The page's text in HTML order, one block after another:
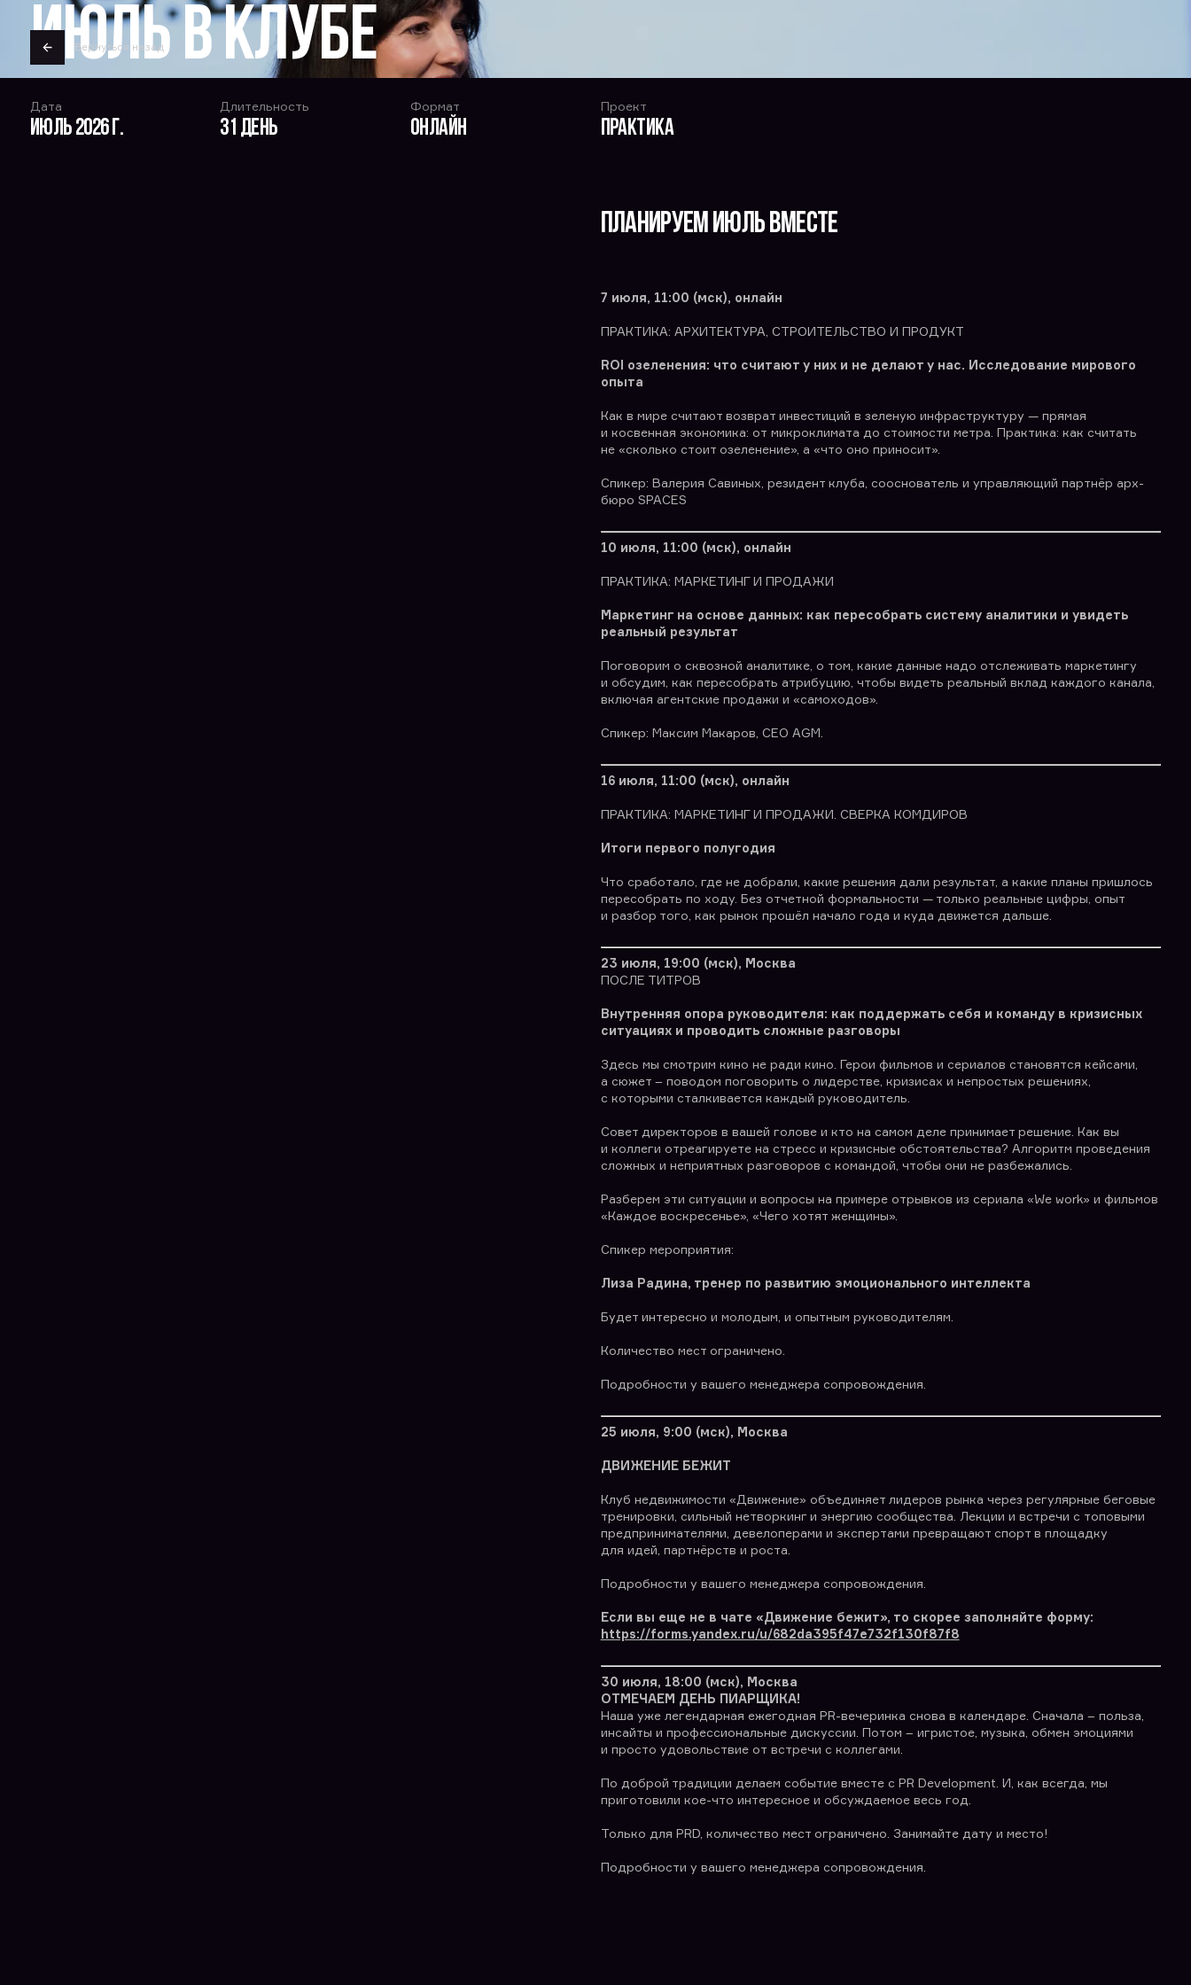
Вернуться назад
Июль в клубе
Дата
Июль 2026 г.
Длительность
31 день
Формат
Онлайн
Проект
Практика
Планируем июль вместе
7 июля, 11:00 (мск), онлайн
ПРАКТИКА: АРХИТЕКТУРА, СТРОИТЕЛЬСТВО И ПРОДУКТ
ROI озеленения: что считают у них и не делают у нас. Исследование мирового
опыта
Как в мире считают возврат инвестиций в зеленую инфраструктуру — прямая
и косвенная экономика: от микроклимата до стоимости метра. Практика: как считать
не «сколько стоит озеленение», а «что оно приносит».
Спикер: Валерия Савиных, резидент клуба, сооснователь и управляющий партнёр арх-
бюро SPACES
10 июля, 11:00 (мск), онлайн
ПРАКТИКА: МАРКЕТИНГ И ПРОДАЖИ
Маркетинг на основе данных: как пересобрать систему аналитики и увидеть
реальный результат
Поговорим о сквозной аналитике, о том, какие данные надо отслеживать маркетингу
и обсудим, как пересобрать атрибуцию, чтобы видеть реальный вклад каждого канала,
включая агентские продажи и «самоходов».
Спикер: Максим Макаров, CEO AGM.
16 июля, 11:00 (мск), онлайн
ПРАКТИКА: МАРКЕТИНГ И ПРОДАЖИ. СВЕРКА КОМДИРОВ
Итоги первого полугодия
Что сработало, где не добрали, какие решения дали результат, а какие планы пришлось
пересобрать по ходу. Без отчетной формальности — только реальные цифры, опыт
и разбор того, как рынок прошёл начало года и куда движется дальше.
23 июля, 19:00 (мск), Москва
ПОСЛЕ ТИТРОВ
Внутренняя опора руководителя: как поддержать себя и команду в кризисных
ситуациях и проводить сложные разговоры
Здесь мы смотрим кино не ради кино. Герои фильмов и сериалов становятся кейсами,
а сюжет – поводом поговорить о лидерстве, кризисах и непростых решениях,
с которыми сталкивается каждый руководитель.
Совет директоров в вашей голове и кто на самом деле принимает решение. Как вы
и коллеги отреагируете на стресс и кризисные обстоятельства? Алгоритм проведения
сложных и неприятных разговоров с командой, чтобы они не разбежались.
Разберем эти ситуации и вопросы на примере отрывков из сериала «We work» и фильмов
«Каждое воскресенье», «Чего хотят женщины».
Спикер мероприятия:
Лиза Радина, тренер по развитию эмоционального интеллекта
Будет интересно и молодым, и опытным руководителям.
Количество мест ограничено.
Подробности у вашего менеджера сопровождения.
25 июля, 9:00 (мск), Москва
ДВИЖЕНИЕ БЕЖИТ
Клуб недвижимости «Движение» объединяет лидеров рынка через регулярные беговые
тренировки, сильный нетворкинг и энергию сообщества. Лекции и встречи с топовыми
предпринимателями, девелоперами и экспертами превращают спорт в площадку
для идей, партнёрств и роста.
Подробности у вашего менеджера сопровождения.
Если вы еще не в чате «Движение бежит», то скорее заполняйте форму:
https://forms.yandex.ru/u/682da395f47e732f130f87f8
30 июля, 18:00 (мск), Москва
ОТМЕЧАЕМ ДЕНЬ ПИАРЩИКА!
Наша уже легендарная ежегодная PR-вечеринка снова в календаре. Сначала – польза,
инсайты и профессиональные дискуссии. Потом – игристое, музыка, обмен эмоциями
и просто удовольствие от встречи с коллегами.
По доброй традиции делаем событие вместе с PR Development. И, как всегда, мы
приготовили кое-что интересное и обсуждаемое весь год.
Только для PRD, количество мест ограничено. Занимайте дату и место!
Подробности у вашего менеджера сопровождения.